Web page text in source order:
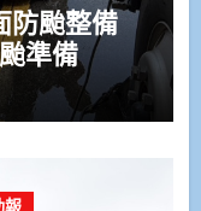
防颱整備
準備
報